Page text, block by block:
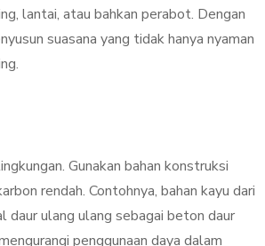
lantai, atau bahkan perabot. Dengan
suasana yang tidak hanya nyaman
Gunakan bahan konstruksi
rendah. Contohnya, bahan kayu dari
daur ulang ulang sebagai beton daur
penggunaan daya dalam